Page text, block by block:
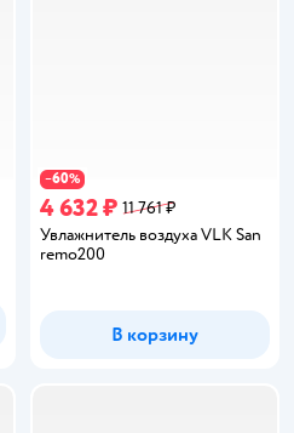
−60%
4 632 ₽ 11 761 ₽
Увлажнитель воздуха VLK San
remo200
В корзину